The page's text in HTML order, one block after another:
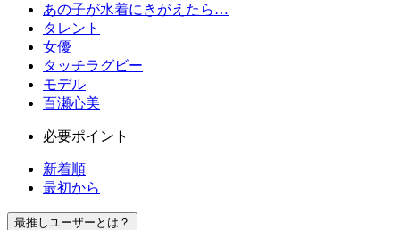
あの子が水着にきがえたら…
タレント
女優
タッチラグビー
モデル
百瀬心美
必要ポイント
新着順
最初から
最推しユーザーとは？